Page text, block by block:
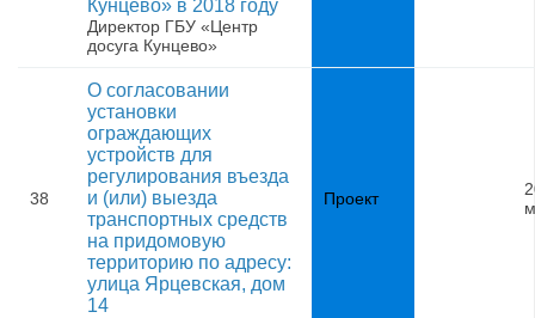
Кунцево» в 2018 году
Директор ГБУ «Центр
досуга Кунцево»
38
О согласовании
установки
ограждающих
устройств для
регулирования въезда
и (или) выезда
транспортных средств
на придомовую
территорию по адресу:
улица Ярцевская, дом
14
Проект